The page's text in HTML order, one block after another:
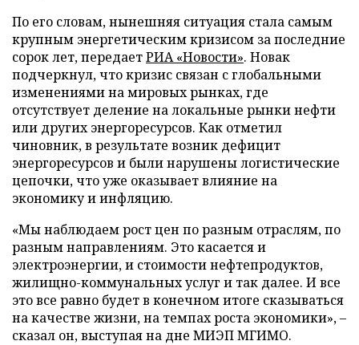
По его словам, нынешняя ситуация стала самым
крупным энергетическим кризисом за последние
сорок лет, передаетРИА «Новости». Новак
подчеркнул, что кризис связан с глобальными
изменениями на мировых рынках, где
отсутствует деление на локальные рынки нефти
или других энергоресурсов. Как отметил
чиновник, в результате возник дефицит
энергоресурсов и были нарушены логистические
цепочки, что уже оказывает влияние на
экономику и инфляцию.
«Мы наблюдаем рост цен по разным отраслям, по
разным направлениям. Это касается и
электроэнергии, и стоимости нефтепродуктов,
жилищно-коммунальных услуг и так далее. И все
это все равно будет в конечном итоге сказываться
на качестве жизни, на темпах роста экономики», –
сказал он, выступая на дне МИЭП МГИМО.